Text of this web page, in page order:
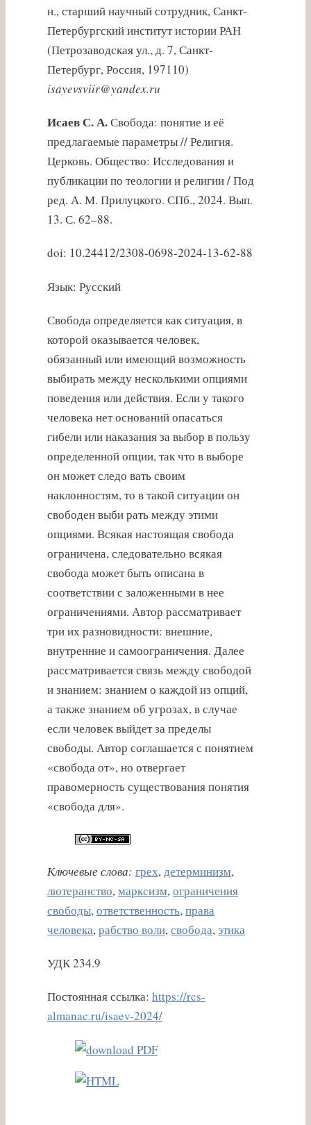
н., старший научный сотрудник, Санкт-
Петербургский институт истории РАН
(Петрозаводская ул., д. 7, Санкт-
Петербург, Россия, 197110)
isayevsviir@yandex.ru
Исаев С. А.Свобода: понятие и её
предлагаемые параметры // Религия.
Церковь. Общество: Исследования и
публикации по теологии и религии / Под
ред. А. М. Прилуцкого. СПб., 2024. Вып.
13. С. 62–88.
doi: 10.24412/2308-0698-2024-13-62-88
Язык: Русский
Свобода определяется как ситуация, в
которой оказывается человек,
обязанный или имеющий возможность
выбирать между несколькими опциями
поведения или действия. Если у такого
человека нет оснований опасаться
гибели или наказания за выбор в пользу
определенной опции, так что в выборе
он может следо вать своим
наклонностям, то в такой ситуации он
свободен выби рать между этими
опциями. Всякая настоящая свобода
ограничена, следовательно всякая
свобода может быть описана в
соответствии с заложенными в нее
ограничениями. Автор рассматривает
три их разновидности: внешние,
внутренние и самоограничения. Далее
рассматривается связь между свободой
и знанием: знанием о каждой из опций,
а также знанием об угрозах, в случае
если человек выйдет за пределы
свободы. Автор соглашается с понятием
«свобода от», но отвергает
правомерность существования понятия
«свобода для».
Ключевые слова: грех, детерминизм,
лютеранство, марксизм, ограничения
свободы, ответственность, права
человека, рабство воли, свобода, этика
УДК 234.9
Постоянная ссылка: https://rcs-
almanac.ru/isaev-2024/